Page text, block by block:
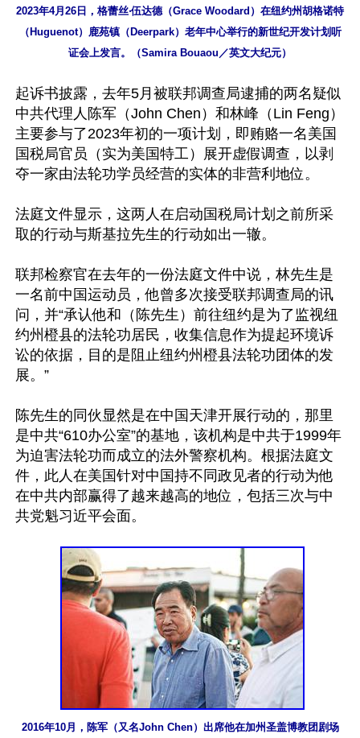
2023年4月26日，格蕾丝‧伍达德（Grace Woodard）在纽约州胡格诺特
（Huguenot）鹿苑镇（Deerpark）老年中心举行的新世纪开发计划听
证会上发言。（Samira Bouaou／英文大纪元）
起诉书披露，去年5月被联邦调查局逮捕的两名疑似
中共代理人陈军（John Chen）和林峰（Lin Feng）
主要参与了2023年初的一项计划，即贿赂一名美国
国税局官员（实为美国特工）展开虚假调查，以剥
夺一家由法轮功学员经营的实体的非营利地位。
法庭文件显示，这两人在启动国税局计划之前所采
取的行动与斯基拉先生的行动如出一辙。
联邦检察官在去年的一份法庭文件中说，林先生是
一名前中国运动员，他曾多次接受联邦调查局的讯
问，并“承认他和（陈先生）前往纽约是为了监视纽
约州橙县的法轮功居民，收集信息作为提起环境诉
讼的依据，目的是阻止纽约州橙县法轮功团体的发
展。”
陈先生的同伙显然是在中国天津开展行动的，那里
是中共“610办公室”的基地，该机构是中共于1999年
为迫害法轮功而成立的法外警察机构。根据法庭文
件，此人在美国针对中国持不同政见者的行动为他
在中共内部赢得了越来越高的地位，包括三次与中
共党魁习近平会面。
2016年10月，陈军（又名John Chen）出席他在加州圣盖博教团剧场